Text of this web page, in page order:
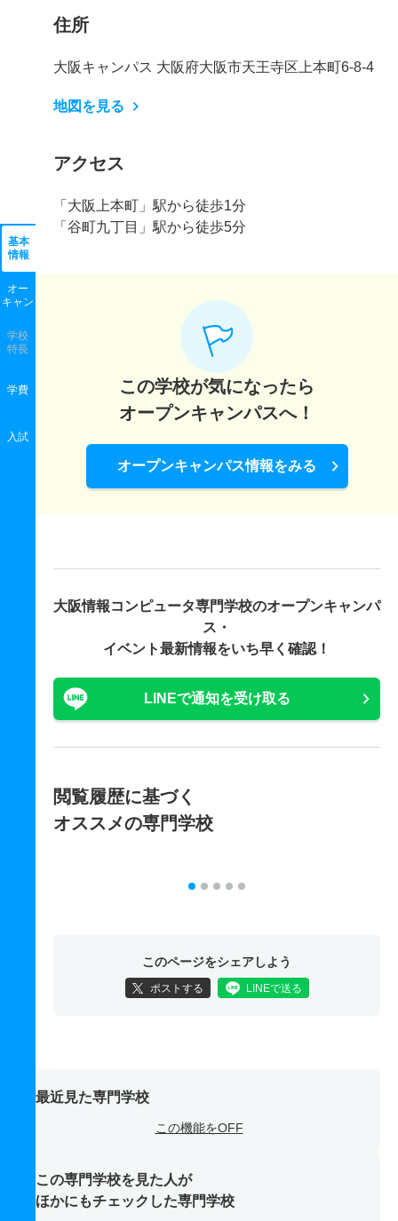
基本
情報
オー
キャン
学校
特長
学費
入試
住所
大阪キャンパス 大阪府大阪市天王寺区上本町6-8-4
地図を見る
アクセス
「大阪上本町」駅から徒歩1分
「谷町九丁目」駅から徒歩5分
この学校が気になったら
オープンキャンパスへ！
オープンキャンパス情報をみる
大阪情報コンピュータ専門学校のオープンキャンパ
ス・
イベント最新情報をいち早く確認！
LINEで通知を受け取る
閲覧履歴に基づく
オススメの専門学校
このページをシェアしよう
ポストする LINEで送る
最近見た専門学校
この機能をOFF
この専門学校を見た人が
ほかにもチェックした専門学校